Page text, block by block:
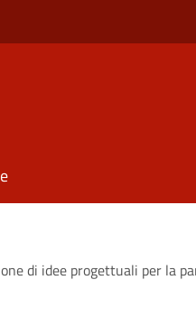
di idee progettuali per la